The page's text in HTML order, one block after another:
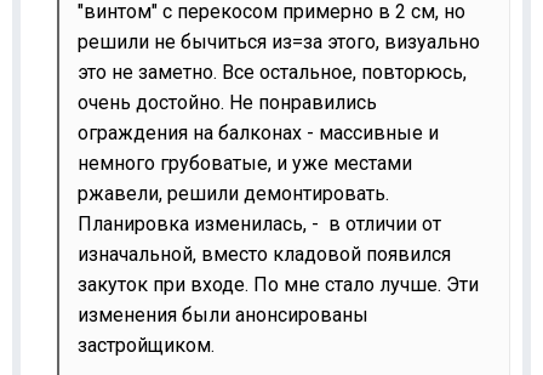
"винтом" с перекосом примерно в 2 см, но
решили не бычиться из=за этого, визуально
это не заметно. Все остальное, повторюсь,
очень достойно. Не понравились
ограждения на балконах - массивные и
немного грубоватые, и уже местами
ржавели, решили демонтировать.
Планировка изменилась, - в отличии от
изначальной, вместо кладовой появился
закуток при входе. По мне стало лучше. Эти
изменения были анонсированы
застройщиком.